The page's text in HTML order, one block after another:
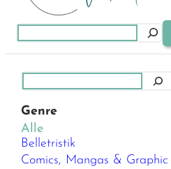
Genre
Alle
Belletristik
Comics, Mangas &